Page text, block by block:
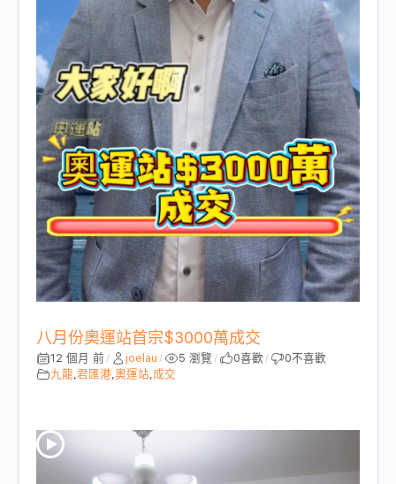
八月份奧運站首宗$3000萬成交
12 個月 前 / joelau / 5 瀏覽 / 0喜歡 / 0不喜歡
九龍 君匯港 奧運站 成交